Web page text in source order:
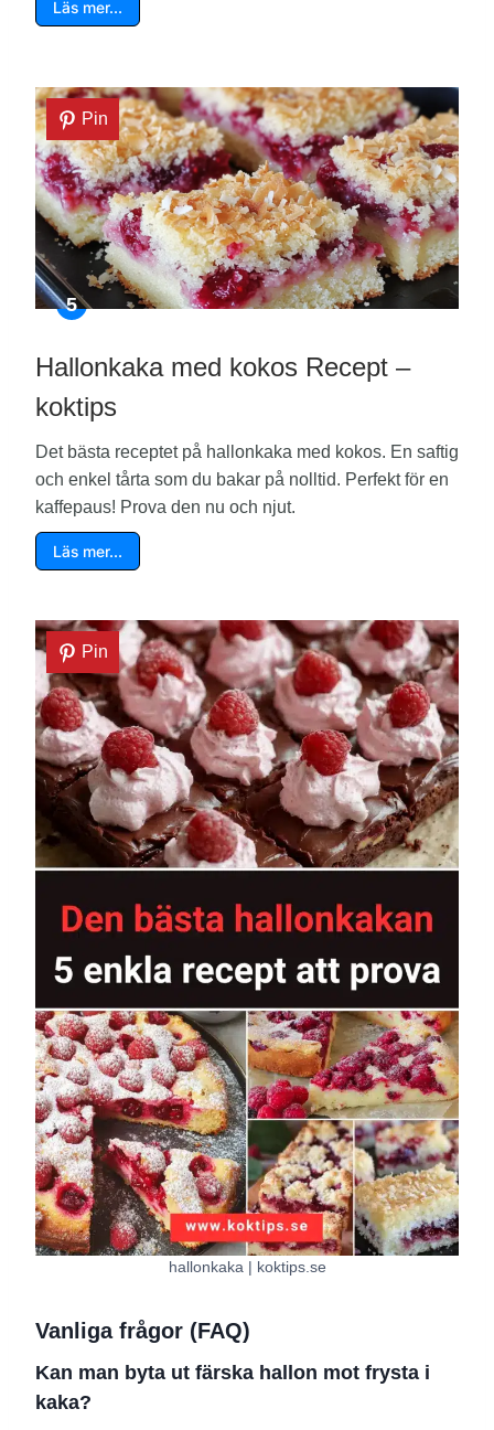
Läs mer…
Pin
Hallonkaka med kokos Recept –
koktips
Det bästa receptet på hallonkaka med kokos. En saftig
och enkel tårta som du bakar på nolltid. Perfekt för en
kaffepaus! Prova den nu och njut.
Läs mer…
Pin
hallonkaka | koktips.se
Vanliga frågor (FAQ)
Kan man byta ut färska hallon mot frysta i
kaka?